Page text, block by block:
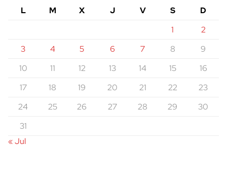
L M X J V S
D
1
2
3
4 5 6 7 8
9
10
11 12 13 14 15
16
17
18 19 20 21 22
23
24
25 26 27 28 29
30
31
« Jul